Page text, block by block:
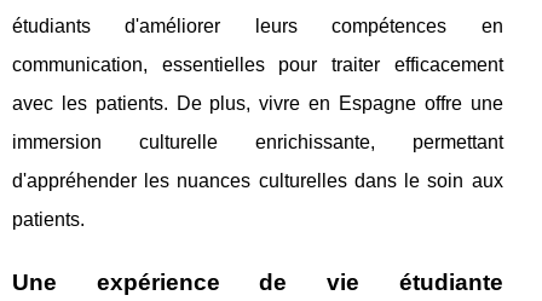
étudiants d'améliorer leurs compétences en
communication, essentielles pour traiter efficacement
avec les patients. De plus, vivre en Espagne offre une
immersion culturelle enrichissante, permettant
d'appréhender les nuances culturelles dans le soin aux
patients.
Une expérience de vie étudiante